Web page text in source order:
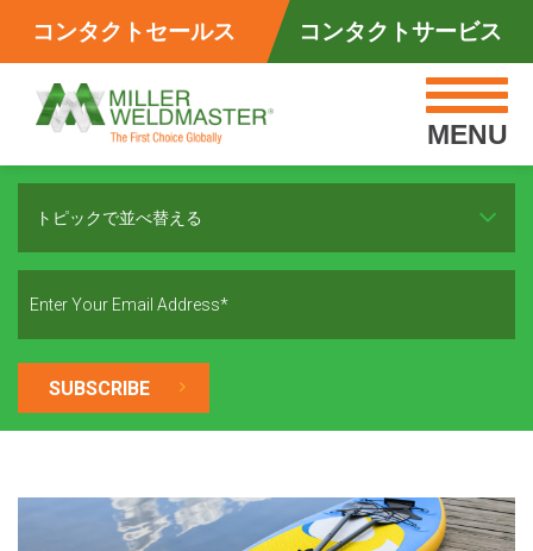
コンタクトセールス コンタクトサービス
MENU
トピックで並べ替える